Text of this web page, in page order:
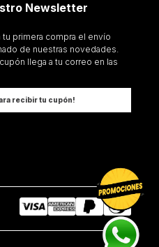
Añadir al Carrito